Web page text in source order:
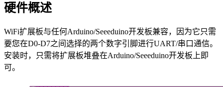
硬件概述
WiFi扩展板与任何Arduino/Seeeduino开发板兼容，因为它只需
要您在D0-D7之间选择的两个数字引脚进行UART/串口通信。
安装时，只需将扩展板堆叠在Arduino/Seeeduino开发板上即
可。